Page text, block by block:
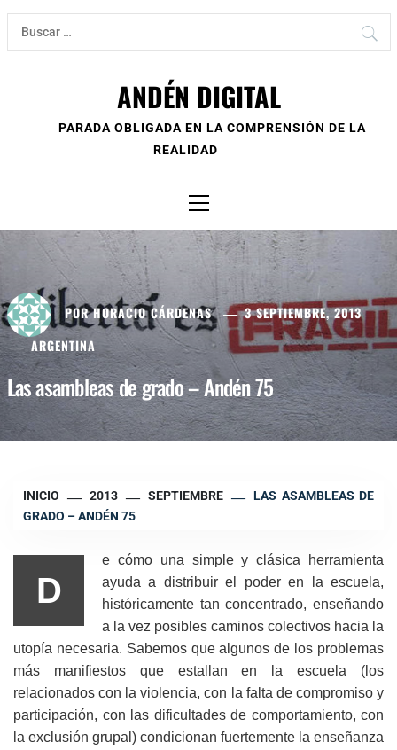
Ir
contenido
Buscar:
ANDÉN DIGITAL
PARADA OBLIGADA EN LA COMPRENSIÓN DE LA
REALIDAD
principal
PORHORACIO CÁRDENAS
3 SEPTIEMBRE, 2013
ARGENTINA
Las asambleas de grado – Andén 75
INICIO 2013 SEPTIEMBRE
LAS ASAMBLEAS DE
GRADO – ANDÉN 75
D
e cómo una simple y clásica herramienta
ayuda a distribuir el poder en la escuela,
históricamente tan concentrado, enseñando
a la vez posibles caminos colectivos hacia la
utopía necesaria. Sabemos que algunos de los problemas
más manifiestos que estallan en la escuela (los
relacionados con la violencia, con la falta de compromiso y
participación, con las dificultades de comportamiento, con
la exclusión grupal) condicionan fuertemente la enseñanza